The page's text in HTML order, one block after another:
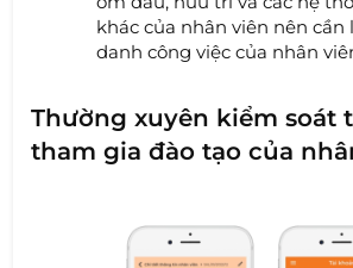
khác của nhân viên nên cần
danh công việc của nhân
Thường xuyên kiểm soát
tham gia đào tạo của